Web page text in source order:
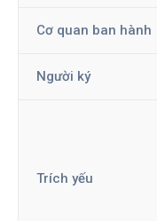
Cơ quan ban hành
Người ký
Trích yếu